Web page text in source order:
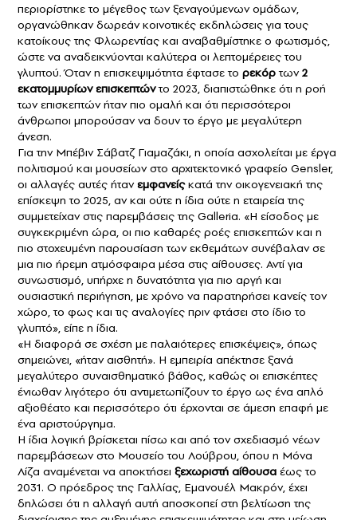
περιορίστηκε το μέγεθος των ξεναγούμενων ομάδων,
οργανώθηκαν δωρεάν κοινοτικές εκδηλώσεις για τους
κατοίκους της Φλωρεντίας και αναβαθμίστηκε ο φωτισμός,
ώστε να αναδεικνύονται καλύτερα οι λεπτομέρειες του
γλυπτού. Όταν η επισκεψιμότητα έφτασε το ρεκόρτων2
εκατομμυρίων επισκεπτώντο 2023, διαπιστώθηκε ότι η ροή
των επισκεπτών ήταν πιο ομαλή και ότι περισσότεροι
άνθρωποι μπορούσαν να δουν το έργο με μεγαλύτερη
άνεση.
Για την Μπέβιν Σάβατζ Γιαμαζάκι, η οποία ασχολείται με έργα
πολιτισμού και μουσείων στο αρχιτεκτονικό γραφείο Gensler,
οι αλλαγές αυτές ήτανεμφανείςκατά την οικογενειακή της
επίσκεψη το 2025, αν και ούτε η ίδια ούτε η εταιρεία της
συμμετείχαν στις παρεμβάσεις της Galleria. «Η είσοδος με
συγκεκριμένη ώρα, οι πιο καθαρές ροές επισκεπτών και η
πιο στοχευμένη παρουσίαση των εκθεμάτων συνέβαλαν σε
μια πιο ήρεμη ατμόσφαιρα μέσα στις αίθουσες. Αντί για
συνωστισμό, υπήρχε η δυνατότητα για πιο αργή και
ουσιαστική περιήγηση, με χρόνο να παρατηρήσει κανείς τον
χώρο, το φως και τις αναλογίες πριν φτάσει στο ίδιο το
γλυπτό», είπε η ίδια.
«Η διαφορά σε σχέση με παλαιότερες επισκέψεις», όπως
σημειώνει, «ήταν αισθητή». Η εμπειρία απέκτησε ξανά
μεγαλύτερο συναισθηματικό βάθος, καθώς οι επισκέπτες
ένιωθαν λιγότερο ότι αντιμετωπίζουν το έργο ως ένα απλό
αξιοθέατο και περισσότερο ότι έρχονται σε άμεση επαφή με
ένα αριστούργημα.
Η ίδια λογική βρίσκεται πίσω και από τον σχεδιασμό νέων
παρεμβάσεων στο Μουσείο του Λούβρου, όπου η Μόνα
Λίζα αναμένεται να αποκτήσει ξεχωριστή αίθουσα έως το
2031. Ο πρόεδρος της Γαλλίας, Εμανουέλ Μακρόν, έχει
δηλώσει ότι η αλλαγή αυτή αποσκοπεί στη βελτίωση της